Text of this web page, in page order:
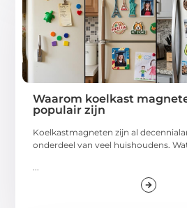
Waarom koelkast
populair zijn
Koelkastmagneten zijn al
onderdeel van veel huishoudens.
...